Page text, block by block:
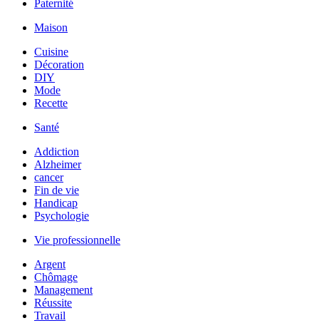
Paternité
Maison
Cuisine
Décoration
DIY
Mode
Recette
Santé
Addiction
Alzheimer
cancer
Fin de vie
Handicap
Psychologie
Vie professionnelle
Argent
Chômage
Management
Réussite
Travail